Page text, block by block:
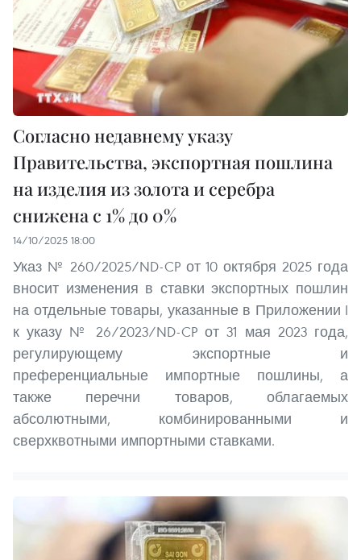
Согласно недавнему указу
Правительства, экспортная пошлина
на изделия из золота и серебра
снижена с 1% до 0%
14/10/2025 18:00
Указ № 260/2025/ND-CP от 10 октября 2025 года
вносит изменения в ставки экспортных пошлин
на отдельные товары, указанные в Приложении I
к указу № 26/2023/ND-CP от 31 мая 2023 года,
регулирующему экспортные и
преференциальные импортные пошлины, а
также перечни товаров, облагаемых
абсолютными, комбинированными и
сверхквотными импортными ставками.